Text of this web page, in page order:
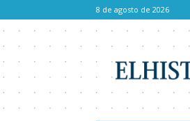
8 de agosto de 2026
Historiador